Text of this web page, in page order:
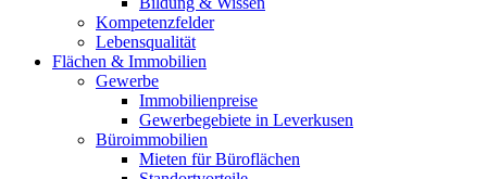
Kompetenzfelder
Lebensqualität
Flächen & Immobilien
Gewerbe
Immobilienpreise
Gewerbegebiete in Leverkusen
Büroimmobilien
Mieten für Büroflächen